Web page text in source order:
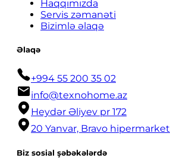
Haqqımızda
Servis zəmanəti
Bizimlə əlaqə
Əlaqə
+994 55 200 35 02
info@texnohome.az
Heydər Əliyev pr 172
20 Yanvar, Bravo hipermarket
Biz sosial şəbəkələrdə